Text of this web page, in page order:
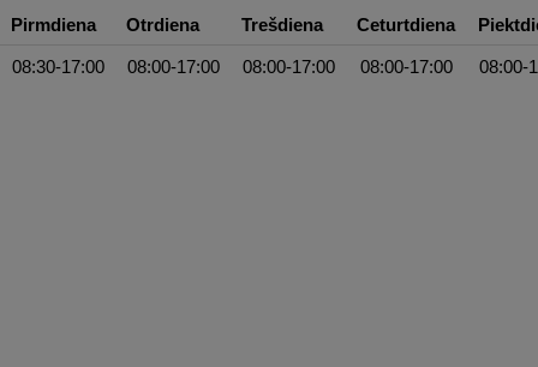
Pirmdiena Otrdiena Trešdiena Ceturtdiena
08:30-17:00 08:00-17:00 08:00-17:00 08:00-17:00 08:00-